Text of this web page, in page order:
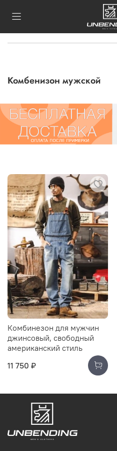
Комбенизон мужской
Комбинезон для мужчин
джинсовый, свободный
американский стиль
11 750 ₽